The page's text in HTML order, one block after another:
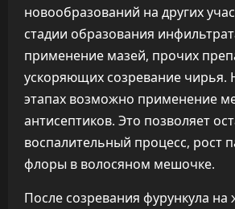
новообразований на других
стадии образования
применение мазей, прочих
ускоряющих созревание чирья.
этапах возможно применение
антисептиков. Это позволяет
воспалительный процесс, рост
флоры в волосяном мешочке.
После созревания фурункула на